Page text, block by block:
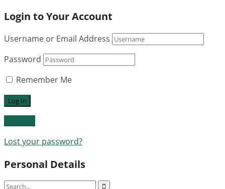
Login to Your Account
Username or Email Address
Password
Remember Me
Lost your password?
Personal Details